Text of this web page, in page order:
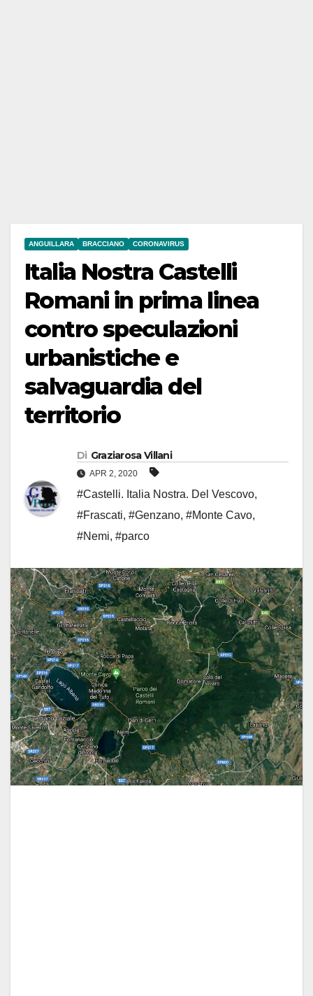
ANGUILLARA BRACCIANO CORONAVIRUS
Italia Nostra Castelli
Romani in prima linea
contro speculazioni
urbanistiche e
salvaguardia del
territorio
Di Graziarosa Villani
APR 2, 2020
#Castelli. Italia Nostra. Del Vescovo,
#Frascati, #Genzano, #Monte Cavo,
#Nemi, #parco